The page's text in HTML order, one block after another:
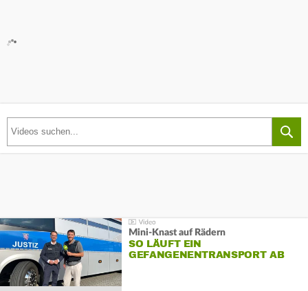
Mini-Knast auf Rädern
SO LÄUFT EIN
GEFANGENENTRANSPORT AB